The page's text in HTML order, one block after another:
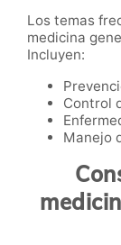
Los temas
medicina
Incluyen:
Control
Manejo